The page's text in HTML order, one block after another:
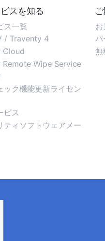
スを知る
ス一覧
/ Traventy 4
Cloud
Remote Wipe Service
ック機能更新ライセン
ビス
ティソフトウェアメー
パ
無